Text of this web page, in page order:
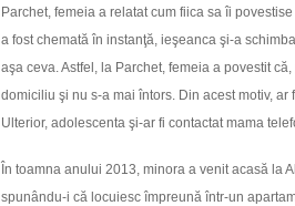
Parchet, femeia a relatat cum fiica sa îi
a fost chemată în instanţă, ieşeanca şi-a
aşa ceva. Astfel, la Parchet, femeia a povestit
domiciliu şi nu s-a mai întors. Din acest motiv,
Ulterior, adolescenta şi-ar fi contactat mama
În toamna anului 2013, minora a venit acasă la
spunându-i că locuiesc îm­preună într-un